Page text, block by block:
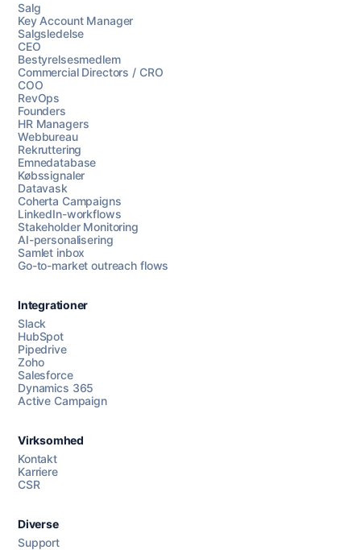
Chat med os
AI Campaign Assist
Salg
Key Account Manager
Salgsledelse
CEO
Bestyrelsesmedlem
Commercial Directors / CRO
COO
RevOps
Founders
HR Managers
Webbureau
Rekruttering
Emnedatabase
Købssignaler
Datavask
Coherta Campaigns
LinkedIn-workflows
Stakeholder Monitoring
AI-personalisering
Samlet inbox
Go-to-market outreach flows
Integrationer
Slack
HubSpot
Pipedrive
Zoho
Salesforce
Dynamics 365
Active Campaign
Virksomhed
Kontakt
Karriere
CSR
Diverse
Support